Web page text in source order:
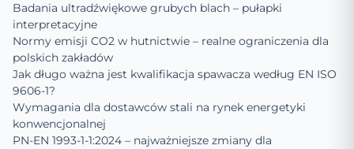
Badania ultradźwiękowe grubych blach – pułapki
interpretacyjne
Normy emisji CO2 w hutnictwie – realne ograniczenia dla
polskich zakładów
Jak długo ważna jest kwalifikacja spawacza według EN ISO
9606-1?
Wymagania dla dostawców stali na rynek energetyki
konwencjonalnej
PN-EN 1993-1-1:2024 – najważniejsze zmiany dla